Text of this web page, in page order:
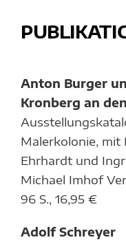
Anton Burger
Kronberg an
Malerkolonie, mit
Ehrhardt und
Michael Imhof
96 S., 16,95 €
Adolf Schreyer